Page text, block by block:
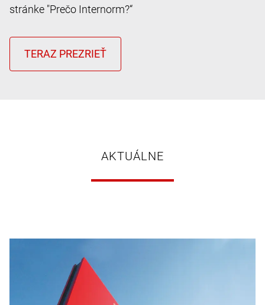
stránke "Prečo Internorm?“
AKTUÁLNE